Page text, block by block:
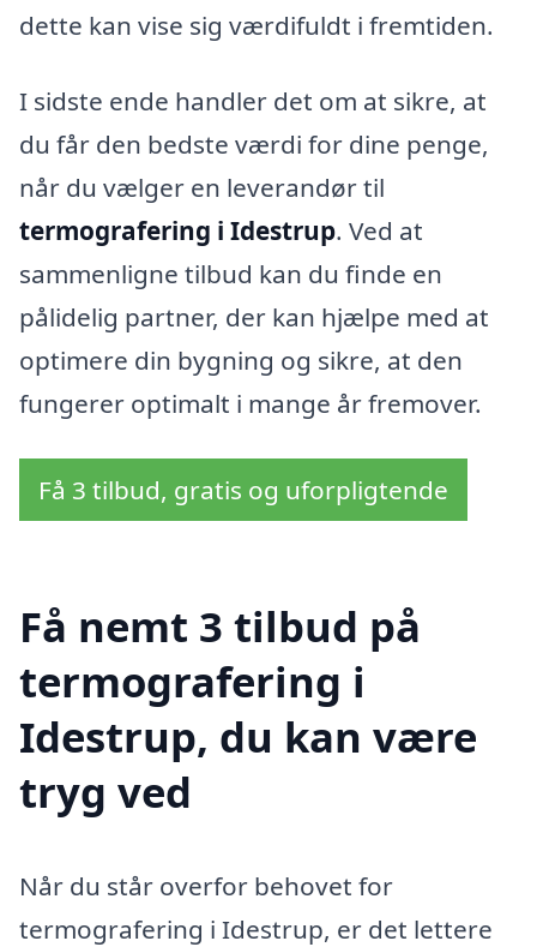
dette kan vise sig værdifuldt i fremtiden.
I sidste ende handler det om at sikre, at
du får den bedste værdi for dine penge,
når du vælger en leverandør til
termografering i Idestrup. Ved at
sammenligne tilbud kan du finde en
pålidelig partner, der kan hjælpe med at
optimere din bygning og sikre, at den
fungerer optimalt i mange år fremover.
Få 3 tilbud, gratis og uforpligtende
Få nemt 3 tilbud på
termografering i
Idestrup, du kan være
tryg ved
Når du står overfor behovet for
termografering i Idestrup, er det lettere